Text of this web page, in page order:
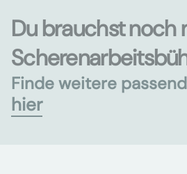
Du brauchst noch
Finde weitere
hier